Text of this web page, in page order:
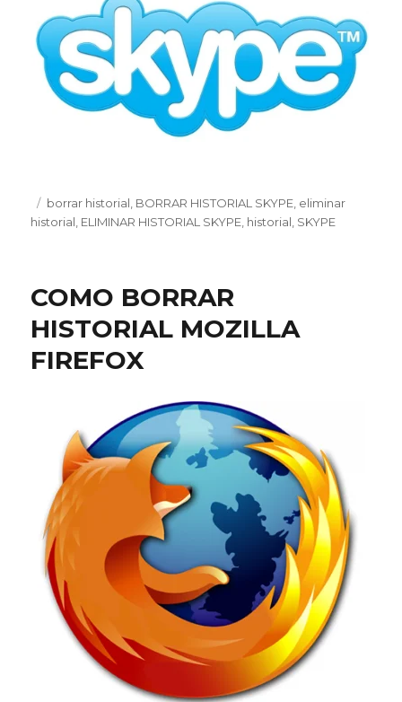
Publicado
el
Etiquetas
borrar historial BORRAR HISTORIAL SKYPE eliminar
historial ELIMINAR HISTORIAL SKYPE historial SKYPE
COMO BORRAR
HISTORIAL MOZILLA
FIREFOX